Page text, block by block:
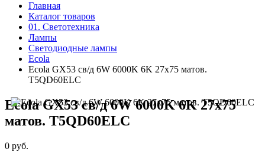
Главная
Каталог товаров
01. Светотехника
Лампы
Светодиодные лампы
Ecola
Ecola GX53 св/д 6W 6000K 6K 27x75 матов.
T5QD60ELC
Ecola GX53 св/д 6W 6000K 6K 27x75
матов. T5QD60ELC
0 руб.